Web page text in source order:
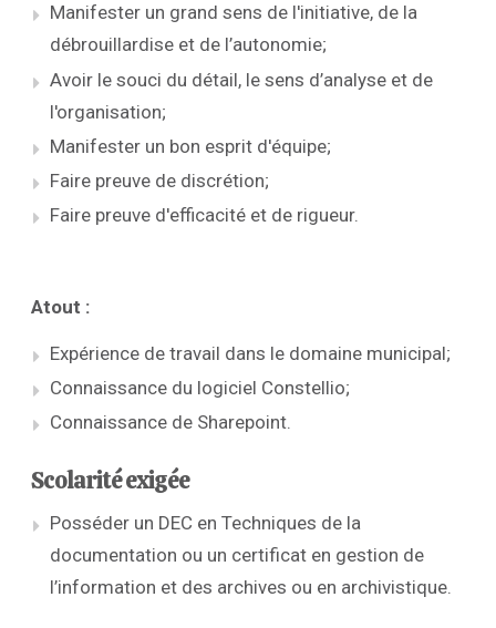
Manifester un grand sens de l'initiative, de la
débrouillardise et de l’autonomie;
Avoir le souci du détail, le sens d’analyse et de
l'organisation;
Manifester un bon esprit d'équipe;
Faire preuve de discrétion;
Faire preuve d'efficacité et de rigueur.
Atout :
Expérience de travail dans le domaine municipal;
Connaissance du logiciel Constellio;
Connaissance de Sharepoint.
Scolarité exigée
Posséder un DEC en Techniques de la
documentation ou un certificat en gestion de
l’information et des archives ou en archivistique.